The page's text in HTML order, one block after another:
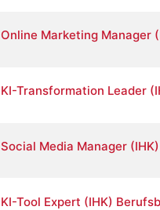
Online Marketing Manager
KI-Transformation Leader
Social Media Manager
KI-Tool Expert (IHK)